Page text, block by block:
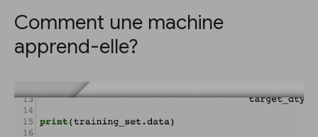
Comment une machine
apprend-elle?